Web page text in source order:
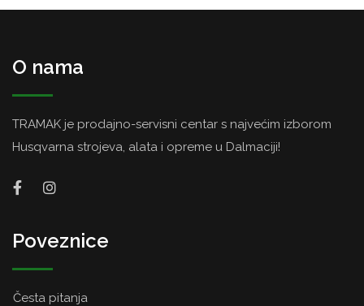
O nama
TRAMAK je prodajno-servisni centar s najvećim izborom
Husqvarna strojeva, alata i opreme u Dalmaciji!
Poveznice
Česta pitanja